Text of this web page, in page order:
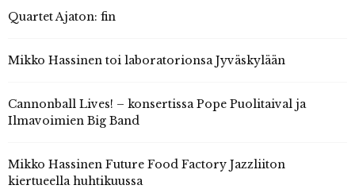
Quartet Ajaton: fin
Mikko Hassinen toi laboratorionsa Jyväskylään
Cannonball Lives! – konsertissa Pope Puolitaival ja
Ilmavoimien Big Band
Mikko Hassinen Future Food Factory Jazzliiton
kiertueella huhtikuussa